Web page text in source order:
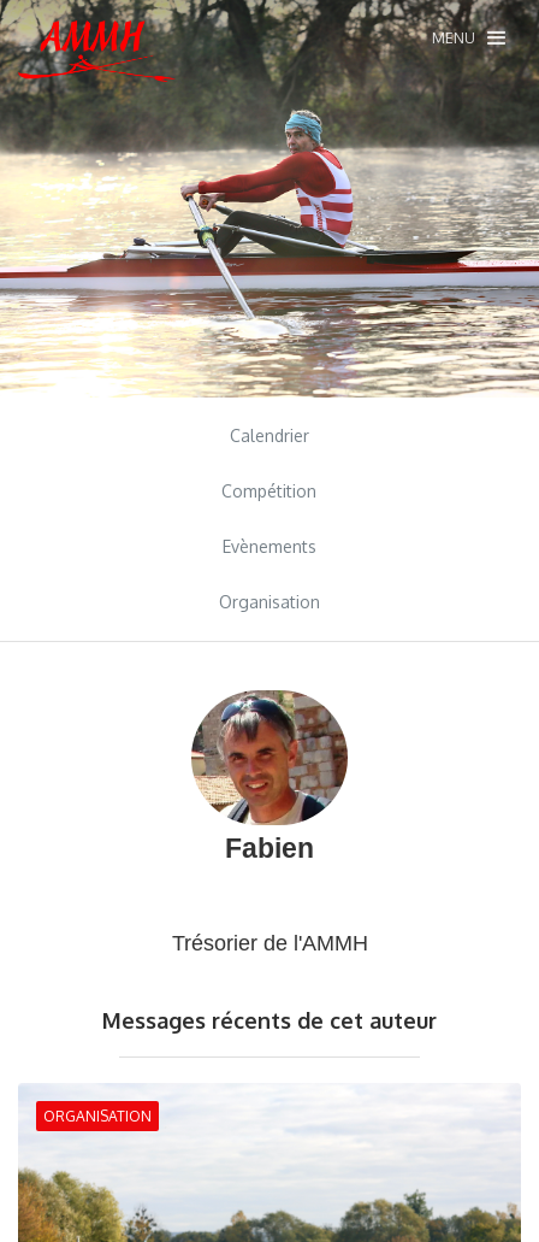
MENU
Calendrier
Compétition
Evènements
Organisation
Fabien
Trésorier de l'AMMH
Messages récents de cet auteur
ORGANISATION